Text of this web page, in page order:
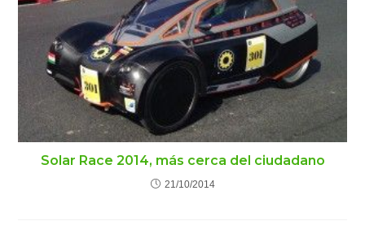
Solar Race 2014, más cerca del ciudadano
21/10/2014